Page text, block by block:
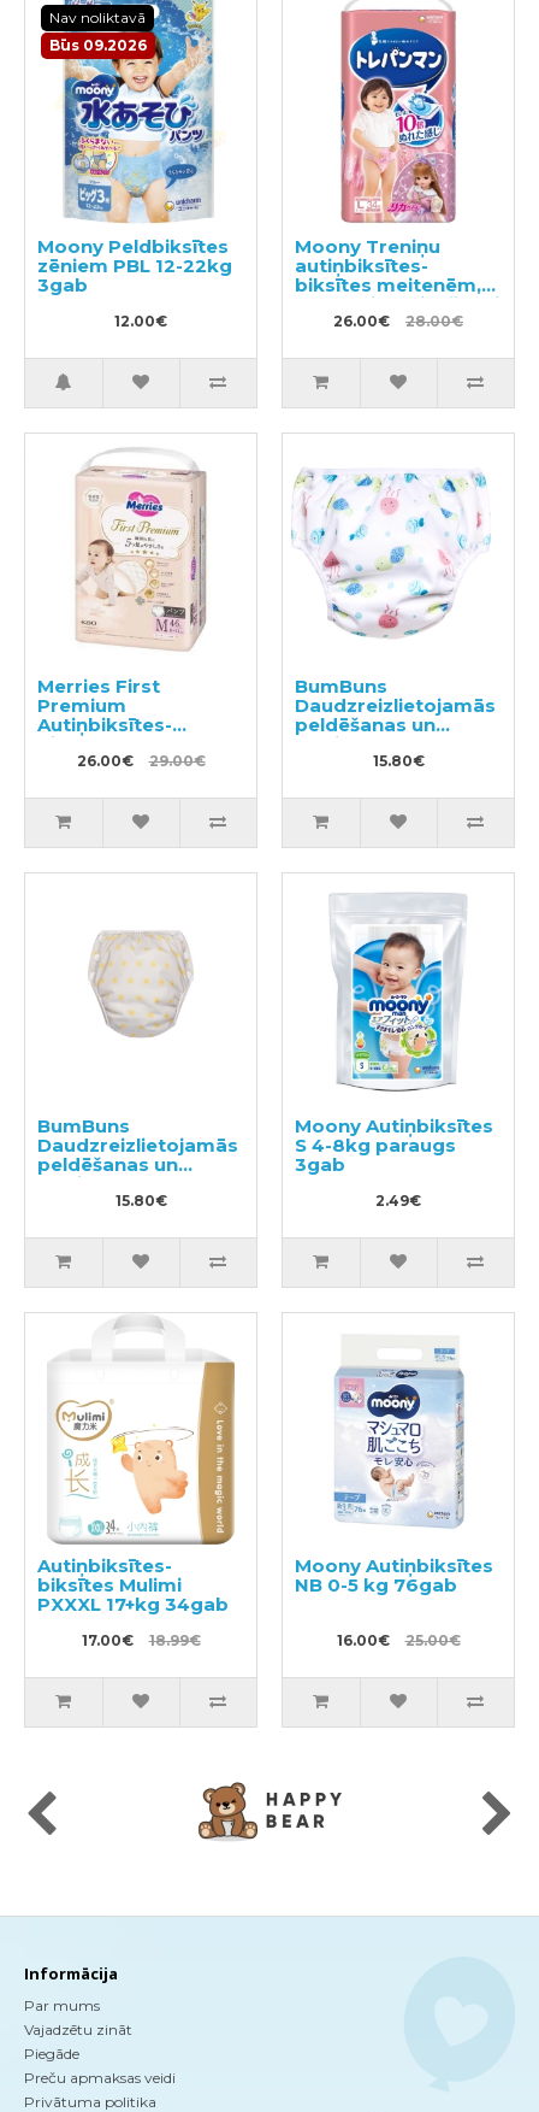
Nav noliktavā
Būs 09.2026
Moony Peldbiksītes
zēniem PBL 12-22kg
3gab
12.00€
Moony Treniņu
autiņbiksītes-
biksītes meitenēm,
bērna pieradināšanai
tualetei PL 9-14kg
26.00€ 28.00€
Merries First
Premium
Autiņbiksītes-
biksītes PM 6-11kg
46gab26.00€ 29.00€
BumBuns
Daudzreizlietojamās
peldēšanas un
podiņmācību
autiņbiksīte L 14–
15.80€
BumBuns
Daudzreizlietojamās
peldēšanas un
podiņmācību
autiņbiksīte S 8–11kg
15.80€
Moony Autiņbiksītes
S 4-8kg paraugs
3gab
2.49€
Autiņbiksītes-
biksītes Mulimi
PXXXL 17+kg 34gab
17.00€ 18.99€
Moony Autiņbiksītes
NB 0-5 kg 76gab
16.00€ 25.00€
Informācija
Par mums
Vajadzētu zināt
Piegāde
Preču apmaksas veidi
Privātuma politika